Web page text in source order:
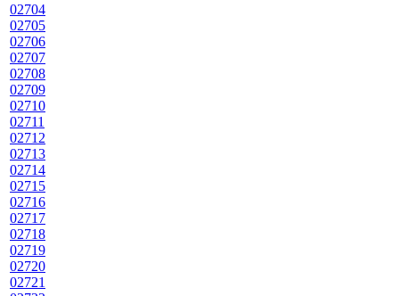
02704
02705
02706
02707
02708
02709
02710
02711
02712
02713
02714
02715
02716
02717
02718
02719
02720
02721